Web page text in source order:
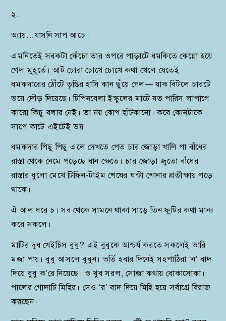
২.
অ্যায়…যাসনি সাপ আচে।
এমনিতেই সবকটা কেঁচো তার ওপরে পাড়াটে ধমকিতে কেন্নো হয়ে
গেল মুহূর্তে। আট চোরা চোখে চোখে কথা খেলে যেতেই
ধমকদারের ঠোঁটে তৃপ্তির হাসি কান ছুঁয়ে গেল— যাক বিটলে চারটে
ভয়ে দৌড় দিয়েছে। টিপিনবেলা ইস্কুলের মাটে যত পারিস লাপাগে
কারো কিচু বলার নেই। তা নয় ঝোপ হাঁটকানো। কবে কোনটাকে
সাপে কাটে এইটেই ভয়।
ধমকদার পিছু পিছু এলে দেখতে পেত চার জোড়া খালি পা বাঁধের
রাস্তা থেকে নেমে পড়েছে ধান ক্ষেতে। চার জোড়া জুতো বাঁধের
রাস্তার ধুলো মেখে টিফিন-টাইম শেষের ঘন্টা শোনার প্রতীক্ষায় পড়ে
থাকে।
ঐ আল ধরে চ। সব থেকে সামনে থাকা সাড়ে তিন ফুটির কথা মান্য
করে সকলে।
মাটির দুধ খেইচিস বুবু? এই বুবুকে আশ্চর্য করতে সকলেই ভারি
মজা পায়। বুবু আসলে বুবুন। ভর্তি হবার দিনেই সহপাঠিরা ‘ন’ বাদ
দিয়ে বুবু ক’রে নিয়েছে। ও খুব সরল, সোজা কথায় বোকাসোকা।
পালের গোদাটি মিহির। সেও ‘র’ বাদ দিয়ে মিহি হয়ে সর্বাগ্রে বিরাজ
করছেন।